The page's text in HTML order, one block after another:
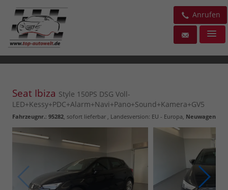
Anrufen
Seat Ibiza Style 150PS DSG Voll-
LED+Kessy+PDC+Alarm+Navi+Pano+Sound+Kamera+GV5
Fahrzeugnr.: 95282 sofort lieferbar , Landesversion: EU - Europa, Neuwagen